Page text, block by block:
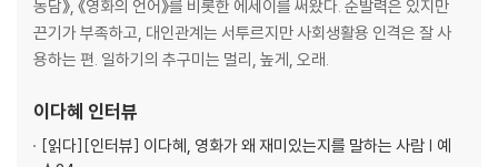
농담》, 《영화의 언어》를 비롯한 에세이를 써왔다. 순발력은 있지만
끈기가 부족하고, 대인관계는 서투르지만 사회생활용 인격은 잘 사
용하는 편. 일하기의 추구미는 멀리, 높게, 오래.
이다혜 인터뷰
[읽다] [인터뷰] 이다혜, 영화가 왜 재미있는지를 말하는 사람 | 예